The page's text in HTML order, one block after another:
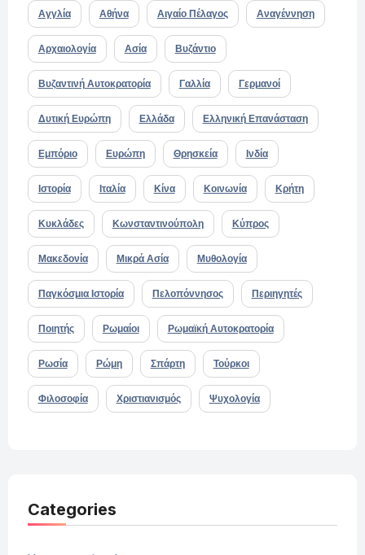
Αγγλία Αθήνα Αιγαίο Πέλαγος Αναγέννηση
Αρχαιολογία Ασία Βυζάντιο
Βυζαντινή Αυτοκρατορία Γαλλία Γερμανοί
Δυτική Ευρώπη Ελλάδα Ελληνική Επανάσταση
Εμπόριο Ευρώπη Θρησκεία Ινδία
Ιστορία Ιταλία Κίνα Κοινωνία Κρήτη
Κυκλάδες Κωνσταντινούπολη Κύπρος
Μακεδονία Μικρά Ασία Μυθολογία
Παγκόσμια Ιστορία Πελοπόννησος Περιηγητές
Ποιητής Ρωμαίοι Ρωμαϊκή Αυτοκρατορία
Ρωσία Ρώμη Σπάρτη Τούρκοι
Φιλοσοφία Χριστιανισμός Ψυχολογία
Categories